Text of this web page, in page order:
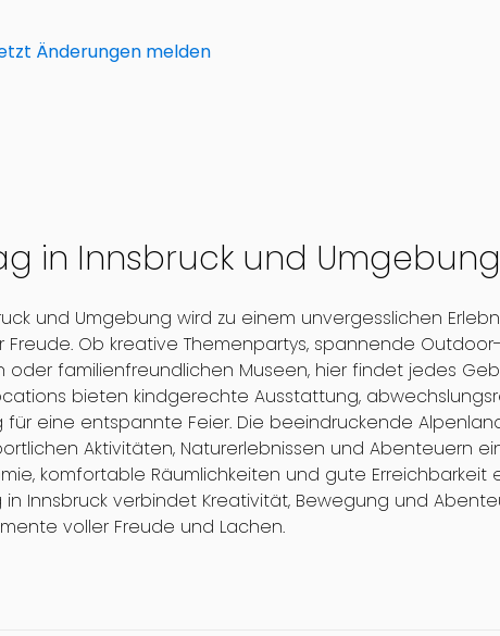
Änderungen melden
in Innsbruck und Umgebung
und Umgebung wird zu einem unvergesslichen
Ob kreative Themenpartys, spannende
oder familienfreundlichen Museen, hier findet jedes
bieten kindgerechte Ausstattung,
eine entspannte Feier. Die beeindruckende
Aktivitäten, Naturerlebnissen und Abenteuern
komfortable Räumlichkeiten und gute Erreichbarkeit
in Innsbruck verbindet Kreativität, Bewegung und
voller Freude und Lachen.